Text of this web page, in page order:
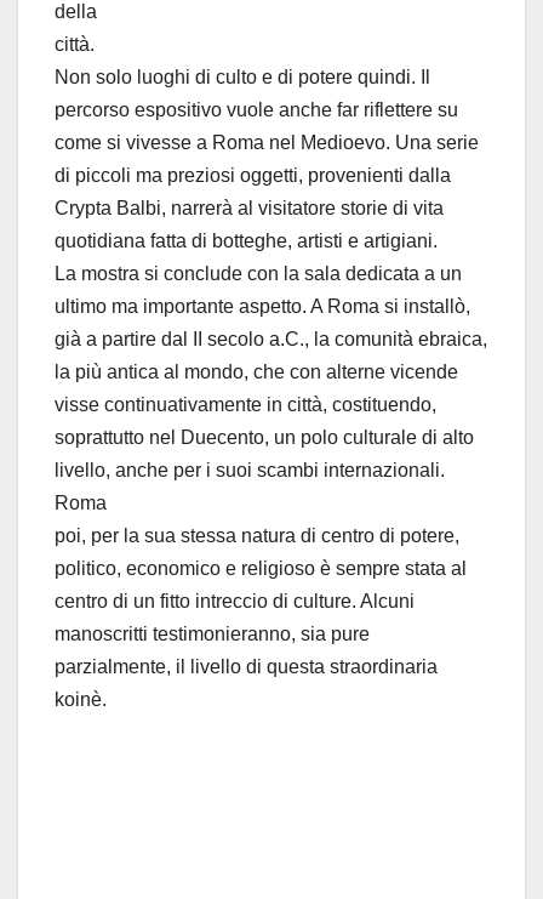
della
città.
Non solo luoghi di culto e di potere quindi. Il
percorso espositivo vuole anche far riflettere su
come si vivesse a Roma nel Medioevo. Una serie
di piccoli ma preziosi oggetti, provenienti dalla
Crypta Balbi, narrerà al visitatore storie di vita
quotidiana fatta di botteghe, artisti e artigiani.
La mostra si conclude con la sala dedicata a un
ultimo ma importante aspetto. A Roma si installò,
già a partire dal II secolo a.C., la comunità ebraica,
la più antica al mondo, che con alterne vicende
visse continuativamente in città, costituendo,
soprattutto nel Duecento, un polo culturale di alto
livello, anche per i suoi scambi internazionali.
Roma
poi, per la sua stessa natura di centro di potere,
politico, economico e religioso è sempre stata al
centro di un fitto intreccio di culture. Alcuni
manoscritti testimonieranno, sia pure
parzialmente, il livello di questa straordinaria
koinè.